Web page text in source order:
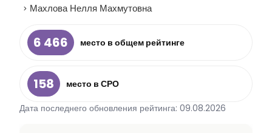
> Махлова Нелля Махмутовна
6 466 место в общем рейтинге
158
место в СРО
Дата последнего обновления рейтинга: 09.08.2026